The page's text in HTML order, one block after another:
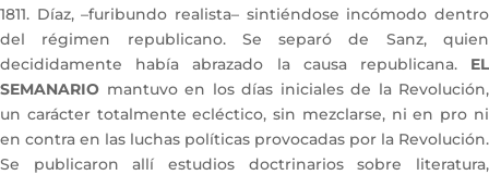
1811. Díaz, –furibundo realista– sintiéndose incómodo dentro
del régimen republicano. Se separó de Sanz, quien
decididamente había abrazado la causa republicana. EL
SEMANARIO mantuvo en los días iniciales de la Revolución,
un carácter totalmente ecléctico, sin mezclarse, ni en pro ni
en contra en las luchas políticas provocadas por la Revolución.
Se publicaron allí estudios doctrinarios sobre literatura,